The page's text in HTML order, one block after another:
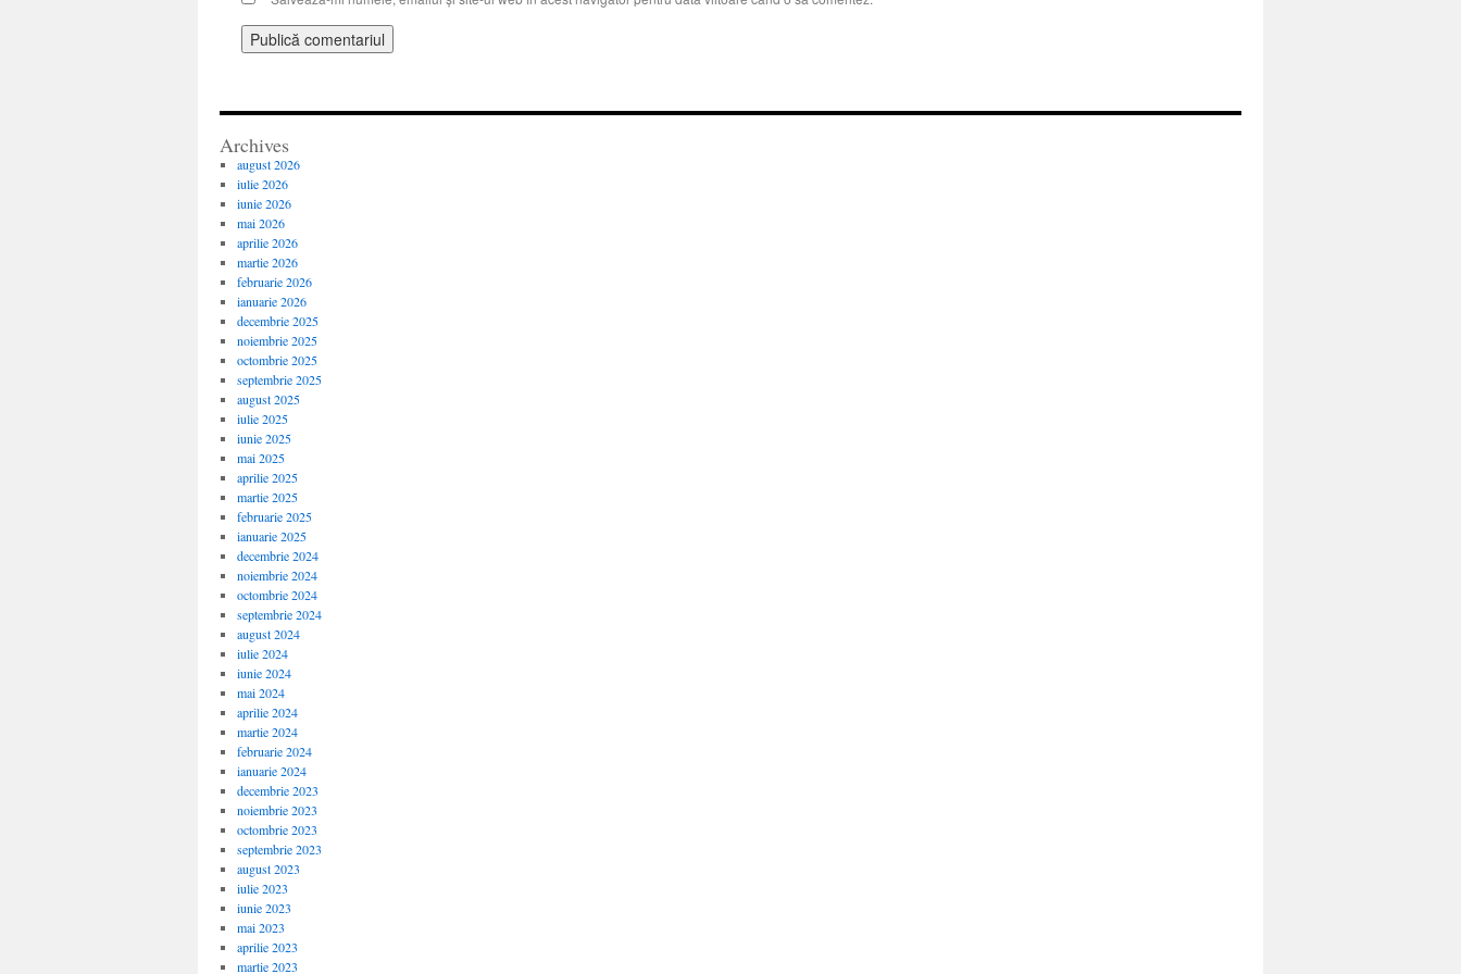
Archives
august 2026
iulie 2026
iunie 2026
mai 2026
aprilie 2026
martie 2026
februarie 2026
ianuarie 2026
decembrie 2025
noiembrie 2025
octombrie 2025
septembrie 2025
august 2025
iulie 2025
iunie 2025
mai 2025
aprilie 2025
martie 2025
februarie 2025
ianuarie 2025
decembrie 2024
noiembrie 2024
octombrie 2024
septembrie 2024
august 2024
iulie 2024
iunie 2024
mai 2024
aprilie 2024
martie 2024
februarie 2024
ianuarie 2024
decembrie 2023
noiembrie 2023
octombrie 2023
septembrie 2023
august 2023
iulie 2023
iunie 2023
mai 2023
aprilie 2023
martie 2023